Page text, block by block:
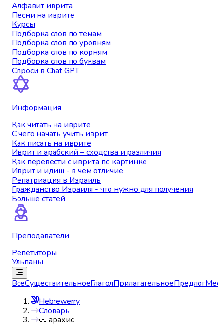
Алфавит иврита
Песни на иврите
Курсы
Подборка слов по темам
Подборка слов по уровням
Подборка слов по корням
Подборка слов по буквам
Спроси в Chat GPT
Информация
Как читать на иврите
С чего начать учить иврит
Как писать на иврите
Иврит и арабский – сходства и различия
Как перевести с иврита по картинке
Иврит и идиш - в чем отличие
Репатриация в Израиль
Гражданство Израиля - что нужно для получения
Больше статей
Преподаватели
Репетиторы
Ульпаны
ВсеСуществительноеГлаголПрилагательноеПредлог
Hebrewerry
Словарь
🥜 арахис